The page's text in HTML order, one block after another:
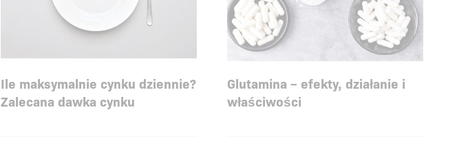
Ile maksymalnie cynku dziennie?
Zalecana dawka cynku
Glutamina – efekty, działanie i
właściwości